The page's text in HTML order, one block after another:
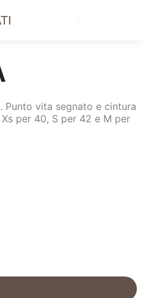
Punto vita segnato e cintura
per 40, S per 42 e M per